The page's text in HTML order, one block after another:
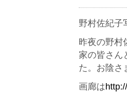
野村佐紀子
昨夜の野村
家の皆さん
た。お陰さ
画廊は